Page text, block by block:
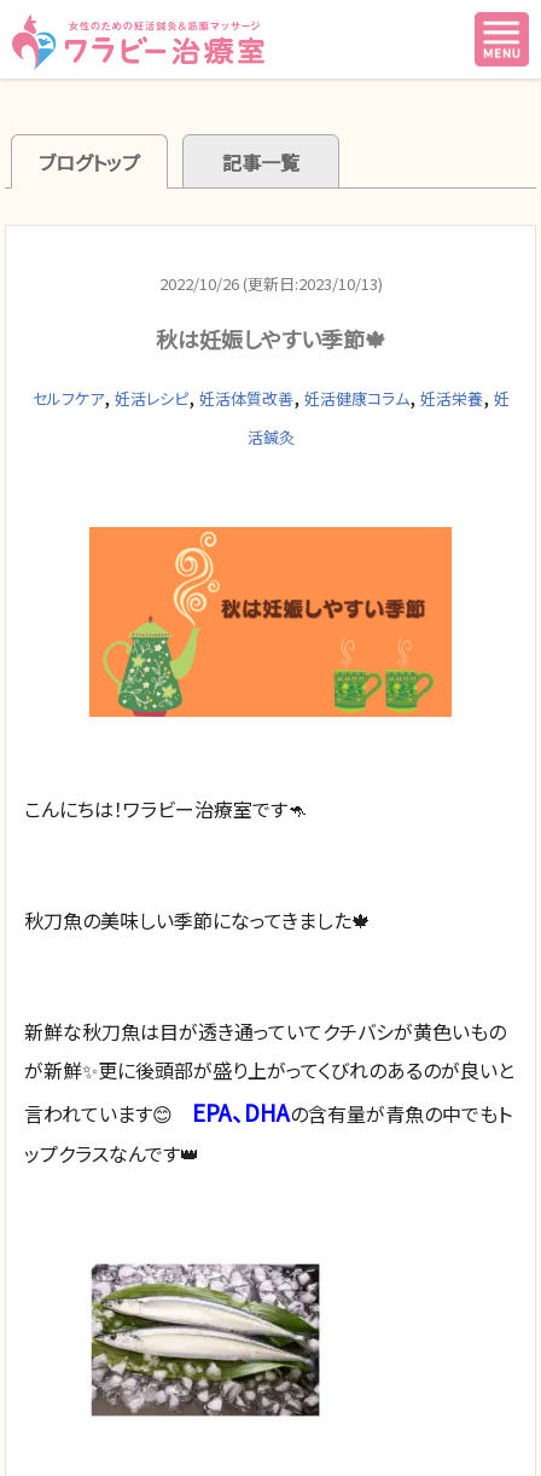
ブログトップ 記事一覧
2022/10/26 (更新日:2023/10/13)
秋は妊娠しやすい季節🍁
セルフケア, 妊活レシピ, 妊活体質改善, 妊活健康コラム, 妊活栄養, 妊
活鍼灸
こんにちは！ワラビー治療室です🦘
秋刀魚の美味しい季節になってきました🍁
新鮮な秋刀魚は目が透き通っていてクチバシが黄色いもの
が新鮮✨更に後頭部が盛り上がってくびれのあるのが良いと
言われています😊 EPA、DHAの含有量が青魚の中でもト
ップクラスなんです👑